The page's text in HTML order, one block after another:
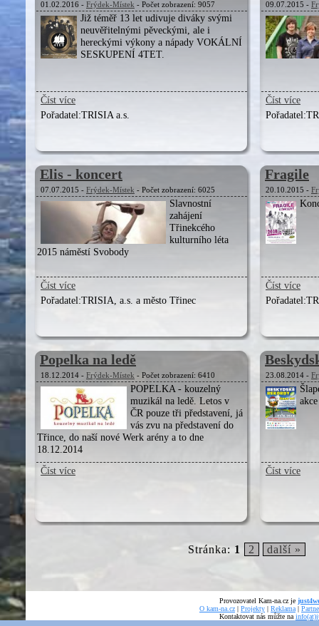
01.02.2016 - Frýdek-Místek - Počet zobrazení: 9057
Již téměř 13 let udivuje diváky svými
neuvěřitelnými pěveckými, ale i
hereckými výkony a nápady VOKÁLNÍ
SESKUPENÍ 4TET.
Číst více
Pořadatel:TRISIA a.s.
09.07.2015 -
Číst více
Pořadatel:
Elis - koncert
07.07.2015 - Frýdek-Místek - Počet zobrazení: 6025
Slavnostní
zahájení
Třinekcého
kulturního léta
2015 náměstí Svobody
Číst více
Pořadatel:TRISIA, a.s. a město Třinec
Fragile
20.10.2015 -
Číst více
Pořadatel:
Popelka na ledě
18.12.2014 - Frýdek-Místek - Počet zobrazení: 6410
POPELKA - kouzelný
muzikál na ledě. Letos v
ČR pouze tři představení, já
vás zvu na představení do
Třince, do naší nové Werk arény a to dne
18.12.2014
Číst více
23.08.2014 -
Číst více
Stránka: 1 2 další »
Provozovatel Kam-na.cz je
O kam-na.cz | Projekty | Reklama |
Kontaktovat nás můžte na